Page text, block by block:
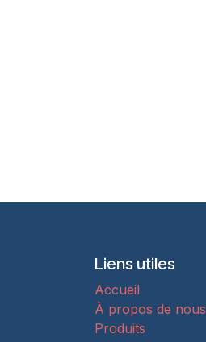
Liens utiles
Accueil
À propos de nous
Produits